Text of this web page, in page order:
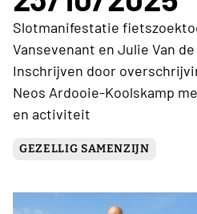
Slotmanifestatie
Vansevenant en Julie Van
Inschrijven door
Neos Ardooie-Koolskamp
en activiteit
GEZELLIG SAMENZIJN